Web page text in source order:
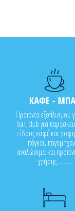
ΚΑΦΕ -
Προϊόντα εξοπλισμού
bar, club για
είδους καφέ και
πάγκοι,
αναλώσιμα και
χρήσης..........